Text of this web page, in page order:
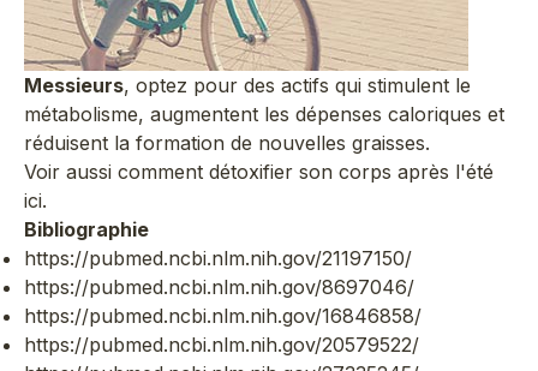
Messieurs, optez pour des actifs qui stimulent le
métabolisme, augmentent les dépenses caloriques et
réduisent la formation de nouvelles graisses.
Voir aussi comment détoxifier son corps après l'été
ici.
Bibliographie
https://pubmed.ncbi.nlm.nih.gov/21197150/
https://pubmed.ncbi.nlm.nih.gov/8697046/
https://pubmed.ncbi.nlm.nih.gov/16846858/
https://pubmed.ncbi.nlm.nih.gov/20579522/